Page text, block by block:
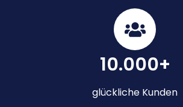
10.000+
glückliche Kunden